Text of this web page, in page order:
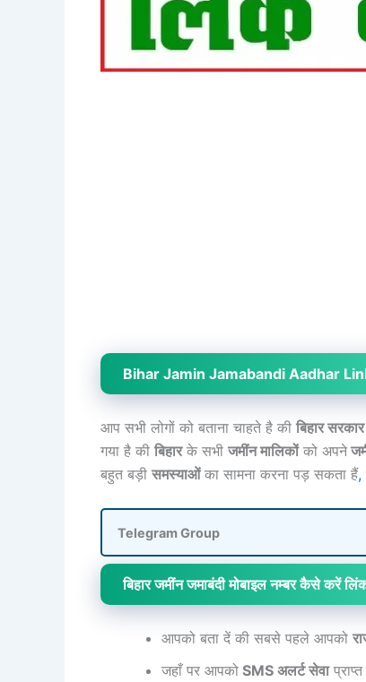
Bihar Jamin Jamabandi Aadhar Link
आप सभी लोगों को बताना चाहते है की बिहार सरकार
गया है की बिहारके सभी जमींन मालिकोंको अपने
बहुत बड़ी समस्याओंका सामना करना पड़ सकता हैं,
Telegram Group
बिहार जमींन जमाबंदी मोबाइल नम्बर कैसे करें
आपको बता दें की सबसे पहले आपको
जहाँ पर आपको SMS अलर्ट सेवा